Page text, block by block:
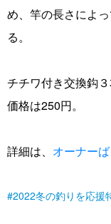
め、竿の長さによ
る。
チチワ付き交換鈎３
価格は250円。
詳細は、 オーナー
2022冬の釣りを応援